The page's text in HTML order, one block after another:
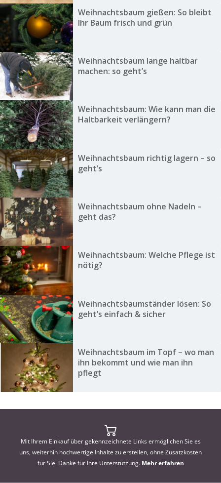
Weihnachtsbaum gießen: So bleibt
Ihr Baum frisch und grün
Weihnachtsbaum lange haltbar
machen: so geht’s
Weihnachtsbaum: Wie kann man die
Haltbarkeit verlängern?
Weihnachtsbaum richtig lagern – so
geht’s
Weihnachtsbaum ohne Nadeln –
geht das?
Weihnachtsbaum: Welche Pflege ist
nötig?
Weihnachtsbaumständer lösen: So
geht’s einfach & sicher
Weihnachtsbaum im Topf – wo man
ihn bekommt und wie man ihn
pflegt
Mit Ihrem Einkauf über gekennzeichnete Links ermöglichen Sie es
uns, weiterhin hochwertige Inhalte zu erstellen, ohne Zusatzkosten
für Sie. Danke für Ihre Unterstützung. Mehr erfahren